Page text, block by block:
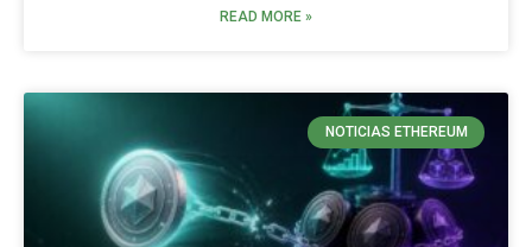
READ MORE »
NOTICIAS ETHEREUM